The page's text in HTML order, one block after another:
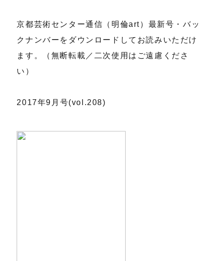
ボランティア・サポーター
ボランティア
KACサポーター
京都芸術センターってどんなところ？
連携事業のご案内
お問い合わせ
京都芸術センター通信（明倫art）最新号・バッ
クナンバーをダウンロードしてお読みいただけ
ます。（無断転載／二次使用はご遠慮くださ
い）
2017年9月号(vol.208)